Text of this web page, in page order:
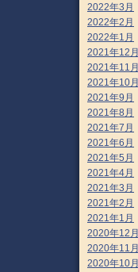
2022年3月
2022年2月
2022年1月
2021年12月
2021年11月
2021年10月
2021年9月
2021年8月
2021年7月
2021年6月
2021年5月
2021年4月
2021年3月
2021年2月
2021年1月
2020年12月
2020年11月
2020年10月